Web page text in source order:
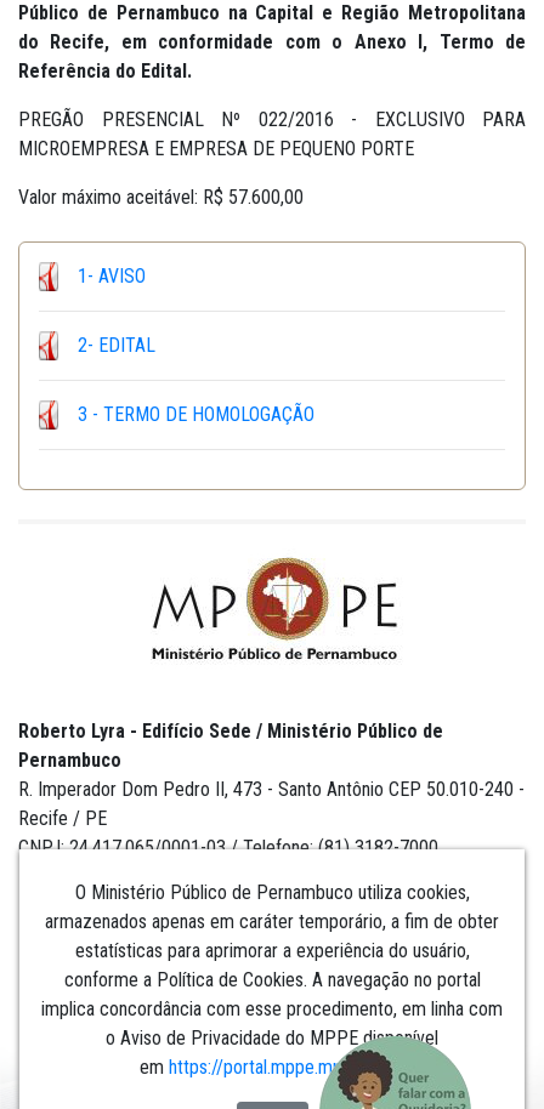
Público de Pernambuco na Capital e Região Metropolitana
do Recife, em conformidade com o Anexo I, Termo de
Referência do Edital.
PREGÃO PRESENCIAL Nº 022/2016 - EXCLUSIVO PARA
MICROEMPRESA E EMPRESA DE PEQUENO PORTE
Valor máximo aceitável: R$ 57.600,00
1- AVISO
2- EDITAL
3 - TERMO DE HOMOLOGAÇÃO
O Ministério Público de Pernambuco utiliza cookies,
armazenados apenas em caráter temporário, a fim de obter
estatísticas para aprimorar a experiência do usuário,
conforme a Política de Cookies. A navegação no portal
implica concordância com esse procedimento, em linha com
o Aviso de Privacidade do MPPE disponível
em https://portal.mppe.mp.br/lgpd.​​​​​​​
Roberto Lyra - Edifício Sede / Ministério Público de
Pernambuco
R. Imperador Dom Pedro II, 473 - Santo Antônio CEP 50.010-240 -
Recife / PE
CNPJ: 24.417.065/0001-03 / Telefone: (81) 3182-7000
Institucional
Comunicação